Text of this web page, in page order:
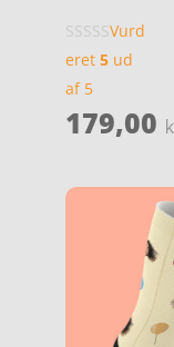
Vurd
eret 5ud
af 5
179,00